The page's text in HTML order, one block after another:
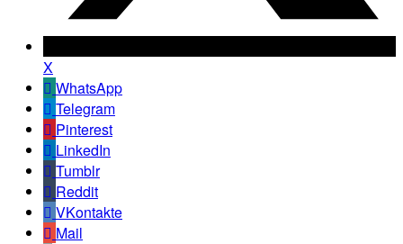
X
WhatsApp
Telegram
Pinterest
LinkedIn
Tumblr
Reddit
VKontakte
Mail